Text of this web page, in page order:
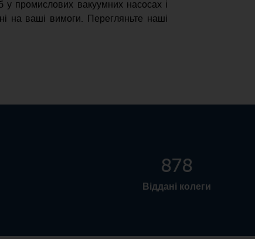
у промислових вакуумних насосах і
на ваші вимоги. Перегляньте наші
1093
Віддані колеги